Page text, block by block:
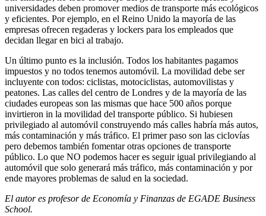
universidades deben promover medios de transporte más ecológicos
y eficientes. Por ejemplo, en el Reino Unido la mayoría de las
empresas ofrecen regaderas y lockers para los empleados que
decidan llegar en bici al trabajo.
Un último punto es la inclusión. Todos los habitantes pagamos
impuestos y no todos tenemos automóvil. La movilidad debe ser
incluyente con todos: ciclistas, motociclistas, automovilistas y
peatones. Las calles del centro de Londres y de la mayoría de las
ciudades europeas son las mismas que hace 500 años porque
invirtieron in la movilidad del transporte público. Si hubiesen
privilegiado al automóvil construyendo más calles habría más autos,
más contaminación y más tráfico. El primer paso son las ciclovías
pero debemos también fomentar otras opciones de transporte
público. Lo que NO podemos hacer es seguir igual privilegiando al
automóvil que solo generará más tráfico, más contaminación y por
ende mayores problemas de salud en la sociedad.
El autor es profesor de Economía y Finanzas de EGADE Business
School.